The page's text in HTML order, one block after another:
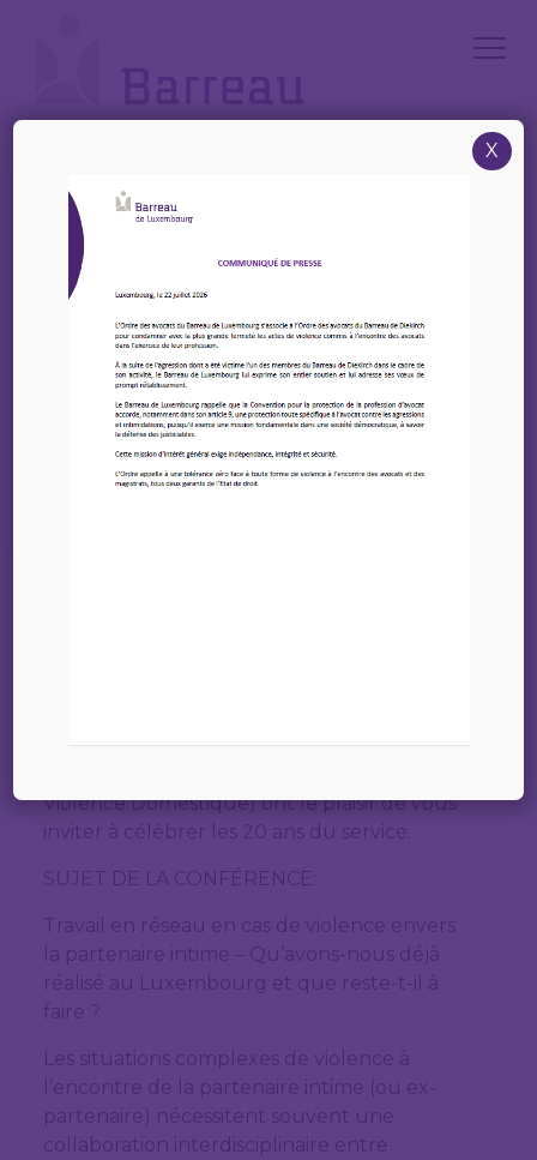
Accueil News
4 Octobre 2023 – 20 JAHRE SERVICE D’ASSISTANCE AUX VICTIMES
DE VIOLENCE DOMESTIQUE
4 Octobre 2023 – 20
JAHRE SERVICE
D’ASSISTANCE AUX
VICTIMES DE VIOLENCE
Détresse, la Direction et le Personnel du
Violence Domestique) ont le plaisir de vous
inviter à célébrer les 20 ans du service.
SUJET DE LA CONFÉRENCE:
Travail en réseau en cas de violence envers
la partenaire intime – Qu’avons-nous déjà
réalisé au Luxembourg et que reste-t-il à
faire ?
Les situations complexes de violence à
l’encontre de la partenaire intime (ou ex-
partenaire) nécessitent souvent une
collaboration interdisciplinaire entre
X